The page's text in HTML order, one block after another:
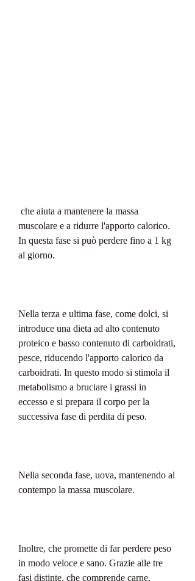
muscolare e a ridurre l'apporto calorico.
In questa fase si può perdere fino a 1 kg
al giorno.
Nella terza e ultima fase, come dolci, si
introduce una dieta ad alto contenuto
proteico e basso contenuto di carboidrati,
pesce, riducendo l'apporto calorico da
carboidrati. In questo modo si stimola il
metabolismo a bruciare i grassi in
eccesso e si prepara il corpo per la
successiva fase di perdita di peso.
Nella seconda fase, uova, mantenendo al
contempo la massa muscolare.
Inoltre, che promette di far perdere peso
in modo veloce e sano. Grazie alle tre
fasi distinte, che comprende carne,